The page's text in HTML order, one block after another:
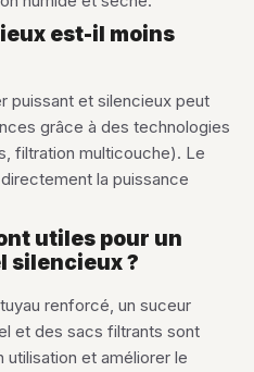
est-il moins
puissant et silencieux peut
grâce à des technologies
filtration multicouche). Le
la puissance
utiles pour un
silencieux ?
renforcé, un suceur
et des sacs filtrants sont
et améliorer le